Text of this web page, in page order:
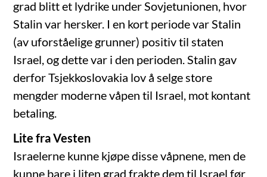
grad blitt et lydrike under Sovjetunionen, hvor
Stalin var hersker. I en kort periode var Stalin
(av uforståelige grunner) positiv til staten
Israel, og dette var i den perioden. Stalin gav
derfor Tsjekkoslovakia lov å selge store
mengder moderne våpen til Israel, mot kontant
betaling.
Lite fra Vesten
Israelerne kunne kjøpe disse våpnene, men de
kunne bare i liten grad frakte dem til Israel før